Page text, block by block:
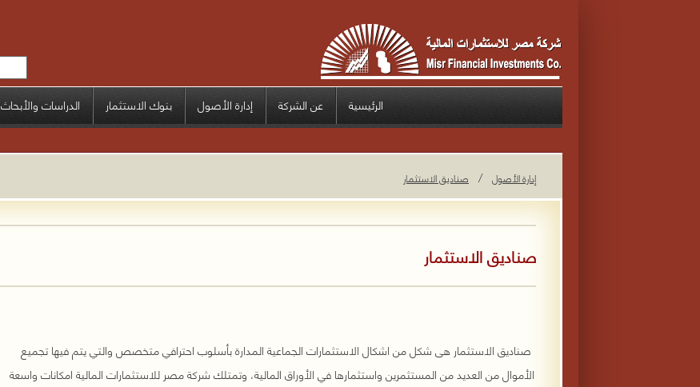
الرئيسية عن الشركة إدارة الأصول بنوك الاستثمار الدراسات والأبحاث
إدارة الأصول / صناديق الاستثمار
صناديق الاستثمار
صناديق الاستثمار هى شكل من اشكال الاستثمارات الجماعية المدارة بأسلوب احترافي متخصص والتي يتم فيها تجميع
الأموال من العديد من المستثمرين واستثمارها في الأوراق المالية، وتمتلك شركة مصر للاستثمارات المالية امكانات واسعة